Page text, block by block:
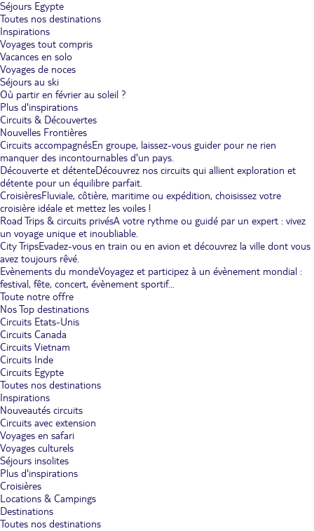
Séjours Egypte
Toutes nos destinations
Inspirations
Voyages tout compris
Vacances en solo
Voyages de noces
Séjours au ski
Où partir en février au soleil ?
Plus d'inspirations
Circuits & Découvertes
Nouvelles Frontières
Circuits accompagnésEn groupe, laissez-vous guider pour ne rien
manquer des incontournables d'un pays.
Découverte et détenteDécouvrez nos circuits qui allient exploration et
détente pour un équilibre parfait.
CroisièresFluviale, côtière, maritime ou expédition, choisissez votre
croisière idéale et mettez les voiles !
Road Trips & circuits privésA votre rythme ou guidé par un expert : vivez
un voyage unique et inoubliable.
City TripsEvadez-vous en train ou en avion et découvrez la ville dont vous
avez toujours rêvé.
Evènements du mondeVoyagez et participez à un évènement mondial :
festival, fête, concert, évènement sportif...
Toute notre offre
Nos Top destinations
Circuits Etats-Unis
Circuits Canada
Circuits Vietnam
Circuits Inde
Circuits Egypte
Toutes nos destinations
Inspirations
Nouveautés circuits
Circuits avec extension
Voyages en safari
Voyages culturels
Séjours insolites
Plus d'inspirations
Croisières
Locations & Campings
Destinations
Toutes nos destinations